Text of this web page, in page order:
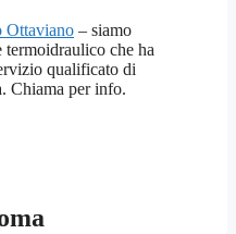
Ottaviano – siamo
termoidraulico che ha
qualificato di
Chiama per info.